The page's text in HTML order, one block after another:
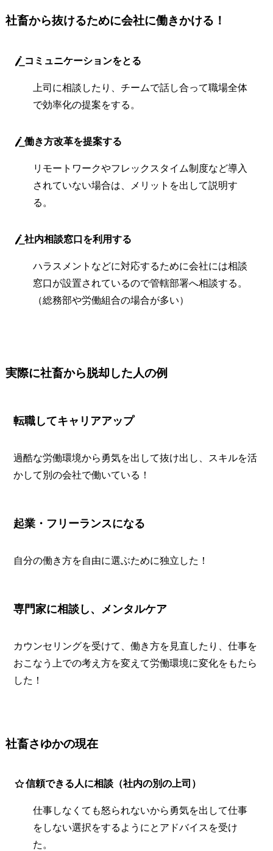
社畜から抜けるために会社に働きかける！
コミュニケーションをとる
上司に相談したり、チームで話し合って職場全体
で効率化の提案をする。
働き方改革を提案する
リモートワークやフレックスタイム制度など導入
されていない場合は、メリットを出して説明す
る。
社内相談窓口を利用する
ハラスメントなどに対応するために会社には相談
窓口が設置されているので管轄部署へ相談する。
（総務部や労働組合の場合が多い）
実際に社畜から脱却した人の例
転職してキャリアアップ
過酷な労働環境から勇気を出して抜け出し、スキルを活
かして別の会社で働いている！
起業・フリーランスになる
自分の働き方を自由に選ぶために独立した！
専門家に相談し、メンタルケア
カウンセリングを受けて、働き方を見直したり、仕事を
おこなう上での考え方を変えて労働環境に変化をもたら
した！
社畜さゆかの現在
信頼できる人に相談（社内の別の上司）
仕事しなくても怒られないから勇気を出して仕事
をしない選択をするようにとアドバイスを受け
た。